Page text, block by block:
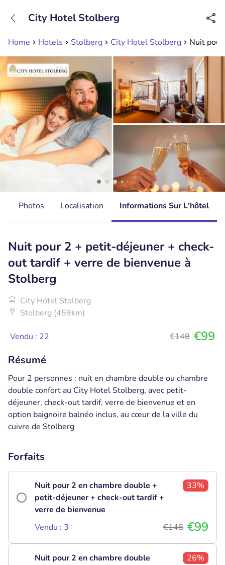
Disponible jusqu'à 23:00 heures
Home Hotels Stolberg City Hotel Stolberg Nuit
City Hotel Stolberg
Photos Localisation Informations Sur L'hôtel
Nuit pour 2 + petit-déjeuner + check-
out tardif + verre de bienvenue à
Stolberg
City Hotel Stolberg
Stolberg (459km)
Vendu : 22 €148 €99
Résumé
Pour 2 personnes : nuit en chambre double ou chambre
double confort au City Hotel Stolberg, avec petit-
déjeuner, check-out tardif, verre de bienvenue et en
option baignoire balnéo inclus, au cœur de la ville du
cuivre de Stolberg
Forfaits
Nuit pour 2 en chambre double +
petit-déjeuner + check-out tardif +
verre de bienvenue
33%
Vendu : 3 €148 €99
Nuit pour 2 en chambre double
26%